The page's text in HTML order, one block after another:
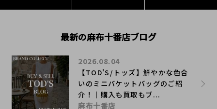
最新の麻布十番店ブログ
【TOD'S/トッズ】鮮やかな色合
いのミニバケットバッグのご紹
介！｜購入も買取もブ...
2026.08.04
麻布十番店